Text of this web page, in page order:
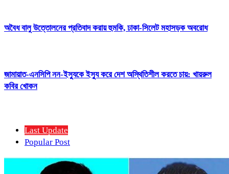
অবৈধ বালু উত্তোলনের প্রতিবাদ করায় হুমকি, ঢাকা-সিলেট মহাসড়ক অবরোধ
জামায়াত-এনসিপি নন-ইস্যুকে ইস্যু করে দেশ অস্থিতিশীল করতে চায়: খায়রুল
কবির খোকন
Last Update
Popular Post